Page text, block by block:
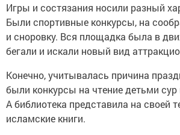
Игры и состязания носили разный
Были спортивные конкурсы, на
и сноровку. Вся площадка была в
бегали и искали новый вид
Конечно, учитывалась причина
были конкурсы на чтение детьми сур
А библиотека представила на своей
исламские книги.